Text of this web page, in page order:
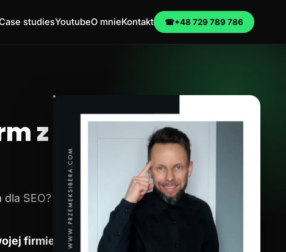
studiesYoutubeO mnieKontakt ☎+48 729 789 786
z
SEO?
firmie